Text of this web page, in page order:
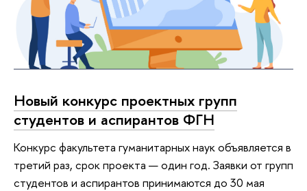
Новый конкурс проектных групп
студентов и аспирантов ФГН
Конкурс факультета гуманитарных наук объявляется в
третий раз, срок проекта — один год. Заявки от групп
студентов и аспирантов принимаются до 30 мая